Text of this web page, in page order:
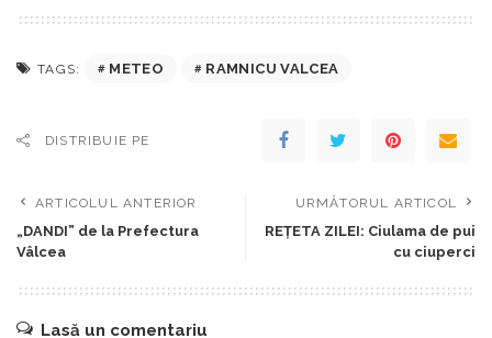
TAGS: METEO RAMNICU VALCEA
DISTRIBUIE PE
ARTICOLUL ANTERIOR
„DANDI” de la Prefectura
Vâlcea
URMĂTORUL ARTICOL
REŢETA ZILEI: Ciulama de pui
cu ciuperci
Lasă un comentariu